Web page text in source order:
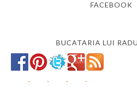
FACEBOOK
BUCATARIA LUI